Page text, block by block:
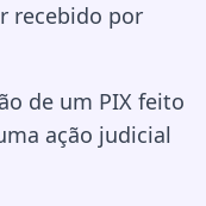
recebido por
de um PIX feito
ação judicial